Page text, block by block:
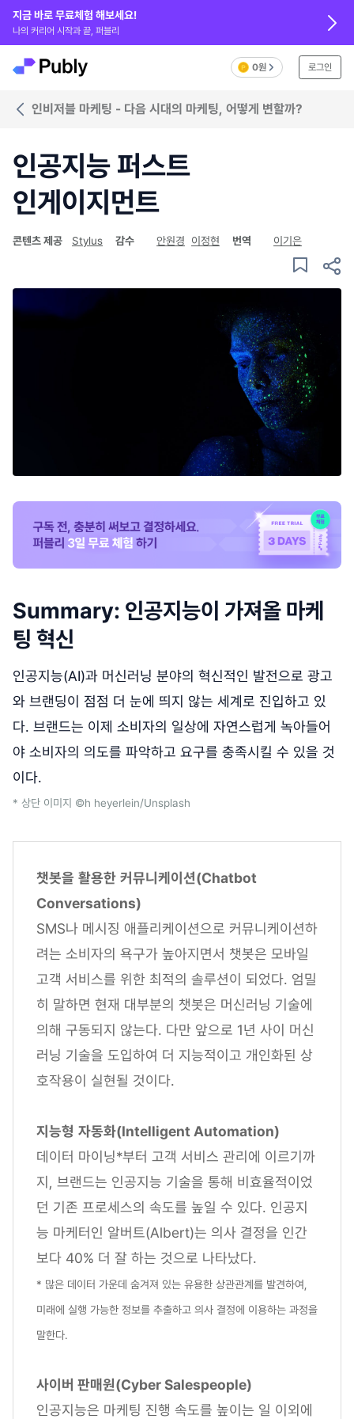
지금 바로 무료체험 해보세요!
나의 커리어 시작과 끝, 퍼블리
0원 로그인
인비저블 마케팅 - 다음 시대의 마케팅, 어떻게 변할까?
인공지능 퍼스트
인게이지먼트
콘텐츠 제공 Stylus 감수 안원경 이정현 번역 이기은
Summary: 인공지능이 가져올 마케
팅 혁신
인공지능(AI)과 머신러닝 분야의 혁신적인 발전으로 광고
와 브랜딩이 점점 더 눈에 띄지 않는 세계로 진입하고 있
다. 브랜드는 이제 소비자의 일상에 자연스럽게 녹아들어
야 소비자의 의도를 파악하고 요구를 충족시킬 수 있을 것
이다.
* 상단 이미지 ©h heyerlein/Unsplash
챗봇을 활용한 커뮤니케이션(Chatbot
Conversations)
SMS나 메시징 애플리케이션으로 커뮤니케이션하
려는 소비자의 욕구가 높아지면서 챗봇은 모바일
고객 서비스를 위한 최적의 솔루션이 되었다. 엄밀
히 말하면 현재 대부분의 챗봇은 머신러닝 기술에
의해 구동되지 않는다. 다만 앞으로 1년 사이 머신
러닝 기술을 도입하여 더 지능적이고 개인화된 상
호작용이 실현될 것이다.
지능형 자동화(Intelligent Automation)
데이터 마이닝*부터 고객 서비스 관리에 이르기까
지, 브랜드는 인공지능 기술을 통해 비효율적이었
던 기존 프로세스의 속도를 높일 수 있다. 인공지
능 마케터인 알버트(Albert)는 의사 결정을 인간
보다 40% 더 잘 하는 것으로 나타났다.
* 많은 데이터 가운데 숨겨져 있는 유용한 상관관계를 발견하여,
미래에 실행 가능한 정보를 추출하고 의사 결정에 이용하는 과정을
말한다.
사이버 판매원(Cyber Salespeople)
인공지능은 마케팅 진행 속도를 높이는 일 이외에